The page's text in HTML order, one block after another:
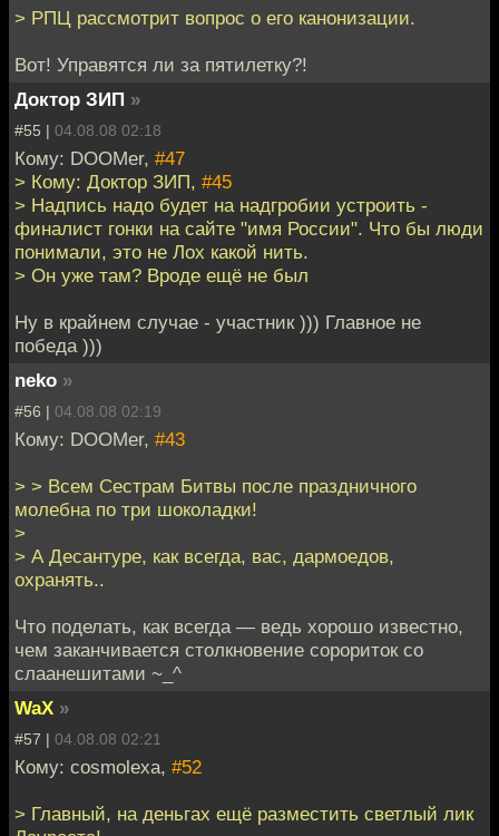
> РПЦ рассмотрит вопрос о его канонизации.
Вот! Управятся ли за пятилетку?!
Доктор ЗИП »
#55 | 04.08.08 02:18
Кому: DOOMer, #47
> Кому: Доктор ЗИП, #45
> Надпись надо будет на надгробии устроить -
финалист гонки на сайте "имя России". Что бы люди
понимали, это не Лох какой нить.
> Он уже там? Вроде ещё не был
Ну в крайнем случае - участник ))) Главное не
победа )))
neko »
#56 | 04.08.08 02:19
Кому: DOOMer, #43
> > Всем Сестрам Битвы после праздничного
молебна по три шоколадки!
>
> А Десантуре, как всегда, вас, дармоедов,
охранять..
Что поделать, как всегда — ведь хорошо известно,
чем заканчивается столкновение сорориток со
слаанешитами ~_^
WaX »
#57 | 04.08.08 02:21
Кому: cosmolexa, #52
> Главный, на деньгах ещё разместить светлый лик